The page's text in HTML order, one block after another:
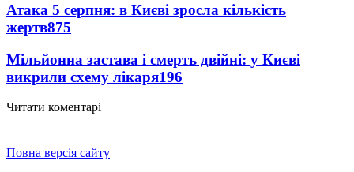
Атака 5 серпня: в Києві зросла кількість
жертв875
Мільйонна застава і смерть двійні: у Києві
викрили схему лікаря196
Читати коментарі
Повна версія сайту